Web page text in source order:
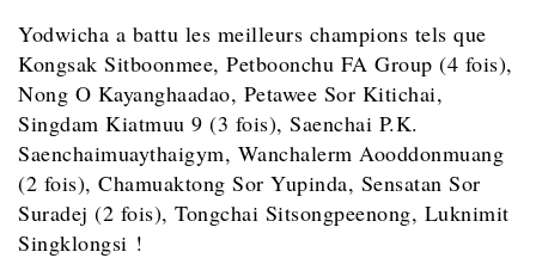
Yodwicha a battu les meilleurs champions tels que
Kongsak Sitboonmee, Petboonchu FA Group (4 fois),
Nong O Kayanghaadao, Petawee Sor Kitichai,
Singdam Kiatmuu 9 (3 fois), Saenchai P.K.
Saenchaimuaythaigym, Wanchalerm Aooddonmuang
(2 fois), Chamuaktong Sor Yupinda, Sensatan Sor
Suradej (2 fois), Tongchai Sitsongpeenong, Luknimit
Singklongsi !